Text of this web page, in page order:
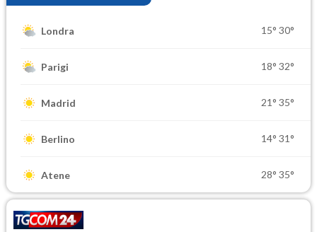
Londra 15° 30°
Parigi 18° 32°
Madrid 21° 35°
Berlino 14° 31°
Atene 28° 35°